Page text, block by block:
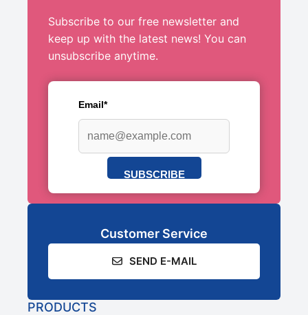
Subscribe to our free newsletter and
keep up with the latest news! You can
unsubscribe anytime.
Email*
SUBSCRIBE
Customer Service
SEND E-MAIL
PRODUCTS